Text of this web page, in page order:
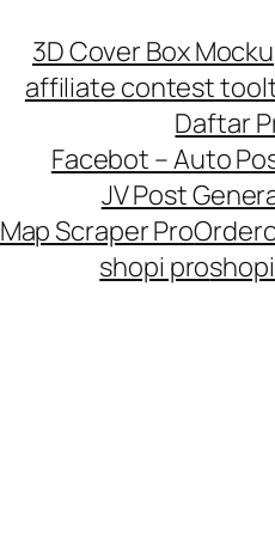
3D Cover Box
affiliate contest
Daftar
Facebot – Auto
JV Post
Map Scraper Pro
shopi pro